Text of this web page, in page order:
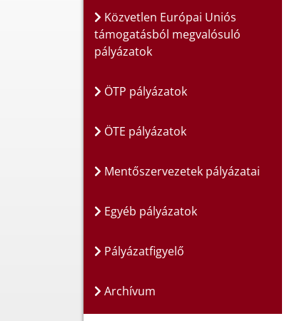
Közvetlen Európai Uniós
támogatásból megvalósuló
pályázatok
ÖTP pályázatok
ÖTE pályázatok
Mentőszervezetek pályázatai
Egyéb pályázatok
Pályázatfigyelő
Archívum